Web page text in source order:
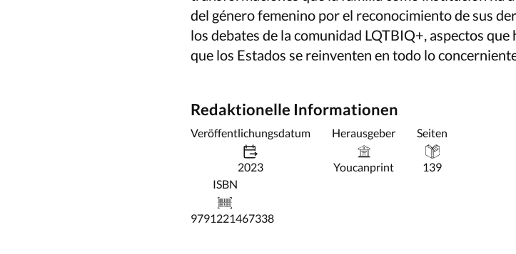
del género femenino por el reconocimiento de sus
los debates de la comunidad LQTBIQ+, aspectos
que los Estados se reinventen en todo lo
Redaktionelle Informationen
Veröffentlichungsdatum
2023
Herausgeber
Youcanprint
Seiten
139
ISBN
9791221467338